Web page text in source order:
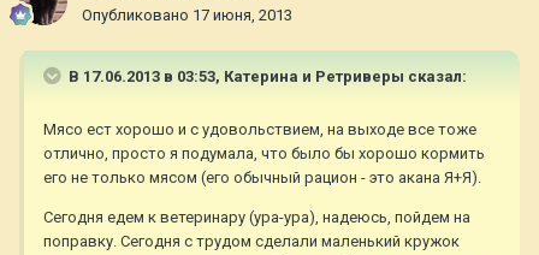
Опубликовано 17 июня, 2013
В 17.06.2013 в 03:53, Катерина и Ретриверы сказал:
Мясо ест хорошо и с удовольствием, на выходе все тоже
отлично, просто я подумала, что было бы хорошо кормить
его не только мясом (его обычный рацион - это акана Я+Я).
Сегодня едем к ветеринару (ура-ура), надеюсь, пойдем на
поправку. Сегодня с трудом сделали маленький кружок